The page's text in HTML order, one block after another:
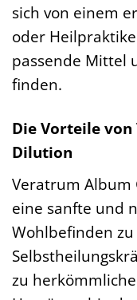
sich von einem
oder
passende Mittel
finden.
Die Vorteile
Dilution
Veratrum Album
eine sanfte und
Wohlbefinden
zu